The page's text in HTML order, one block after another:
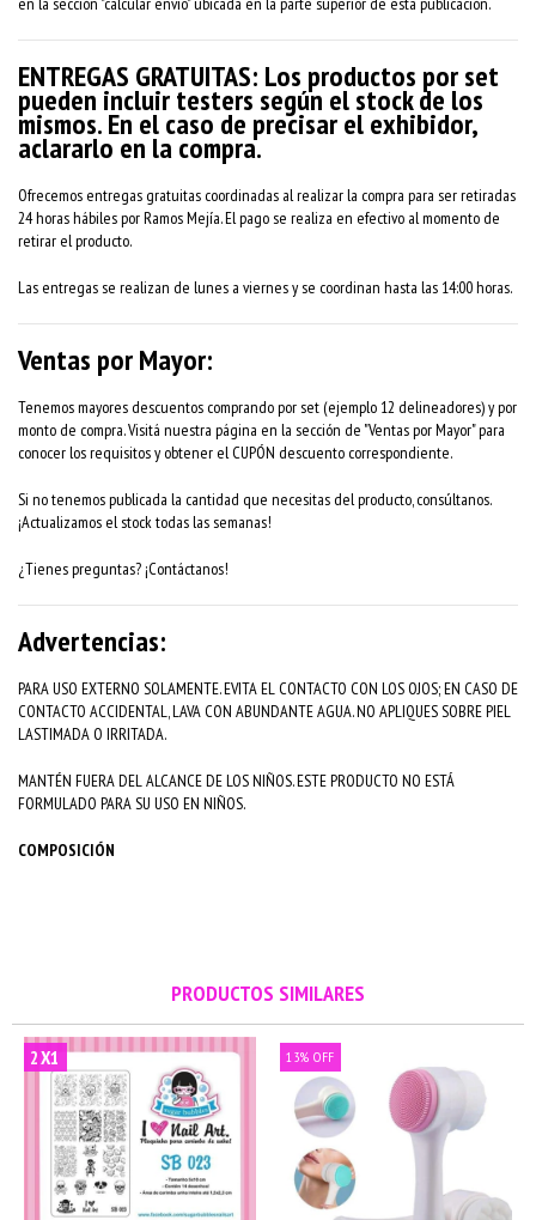
ENTREGAS GRATUITAS: Los productos por set
pueden incluir testers según el stock de los
mismos. En el caso de precisar el exhibidor,
aclararlo en la compra.
Ofrecemos entregas gratuitas coordinadas al realizar la compra para ser retiradas
24 horas hábiles por Ramos Mejía. El pago se realiza en efectivo al momento de
retirar el producto.
Las entregas se realizan de lunes a viernes y se coordinan hasta las 14:00 horas.
Ventas por Mayor:
Tenemos mayores descuentos comprando por set (ejemplo 12 delineadores) y por
monto de compra. Visitá nuestra página en la sección de "Ventas por Mayor" para
conocer los requisitos y obtener el CUPÓN descuento correspondiente.
Si no tenemos publicada la cantidad que necesitas del producto, consúltanos.
¡Actualizamos el stock todas las semanas!
¿Tienes preguntas? ¡Contáctanos!
Advertencias:
PARA USO EXTERNO SOLAMENTE. EVITA EL CONTACTO CON LOS OJOS; EN CASO DE
CONTACTO ACCIDENTAL, LAVA CON ABUNDANTE AGUA. NO APLIQUES SOBRE PIEL
LASTIMADA O IRRITADA.
MANTÉN FUERA DEL ALCANCE DE LOS NIÑOS. ESTE PRODUCTO NO ESTÁ
FORMULADO PARA SU USO EN NIÑOS.
COMPOSICIÓN
PRODUCTOS SIMILARES
2X1 13% OFF